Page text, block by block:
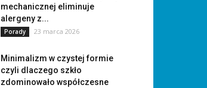
mechanicznej eliminuje
alergeny z...
Porady 23 marca 2026
Minimalizm w czystej formie
czyli dlaczego szkło
zdominowało współczesne